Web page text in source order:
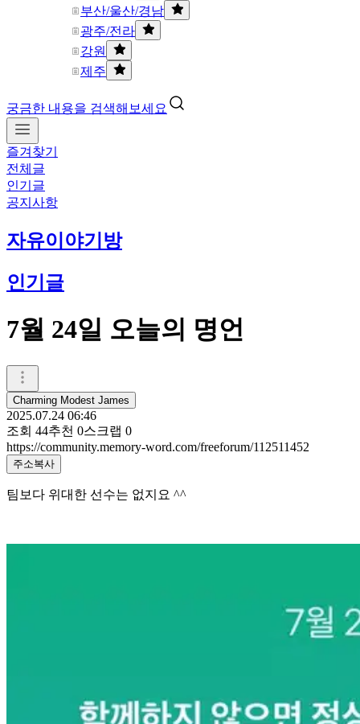
부산/울산/경남
광주/전라
강원
제주
궁금한 내용을 검색해보세요
즐겨찾기
전체글
인기글
공지사항
자유이야기방
인기글
7월 24일 오늘의 명언
Charming Modest James
2025.07.24 06:46
조회 44추천 0스크랩 0
https://community.memory-word.com/freeforum/112511452
주소복사
팀보다 위대한 선수는 없지요 ^^